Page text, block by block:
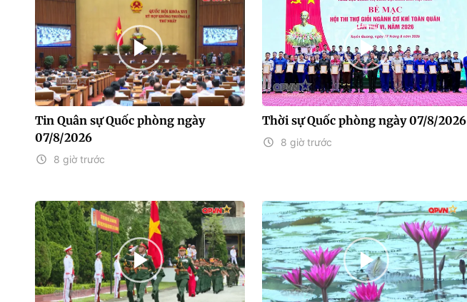
Tin Quân sự Quốc phòng ngày
07/8/2026
8 giờ trước
Thời sự Quốc phòng ngày 07/8/2026
8 giờ trước